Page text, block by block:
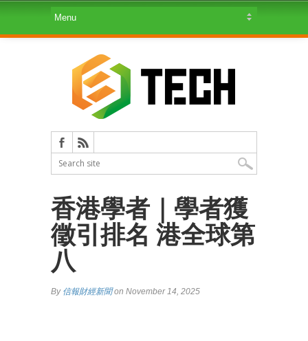
香港學者｜學者獲
徵引排名 港全球第
八
By 信報財經新聞on November 14, 2025